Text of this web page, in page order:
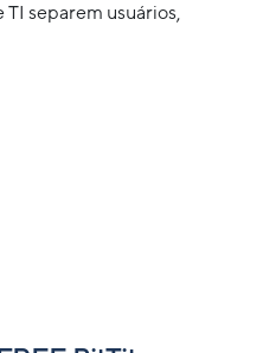
separem usuários,